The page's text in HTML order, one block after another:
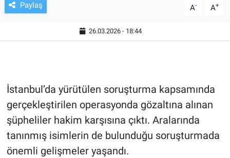
Paylaş A- A+
26.03.2026 - 18:44
İstanbul’da yürütülen soruşturma kapsamında
gerçekleştirilen operasyonda gözaltına alınan
şüpheliler hakim karşısına çıktı. Aralarında
tanınmış isimlerin de bulunduğu soruşturmada
önemli gelişmeler yaşandı.
ASAYİŞ
EKONOMİ
ÇEVRE
HABERDE İNSAN
POLİTİKA